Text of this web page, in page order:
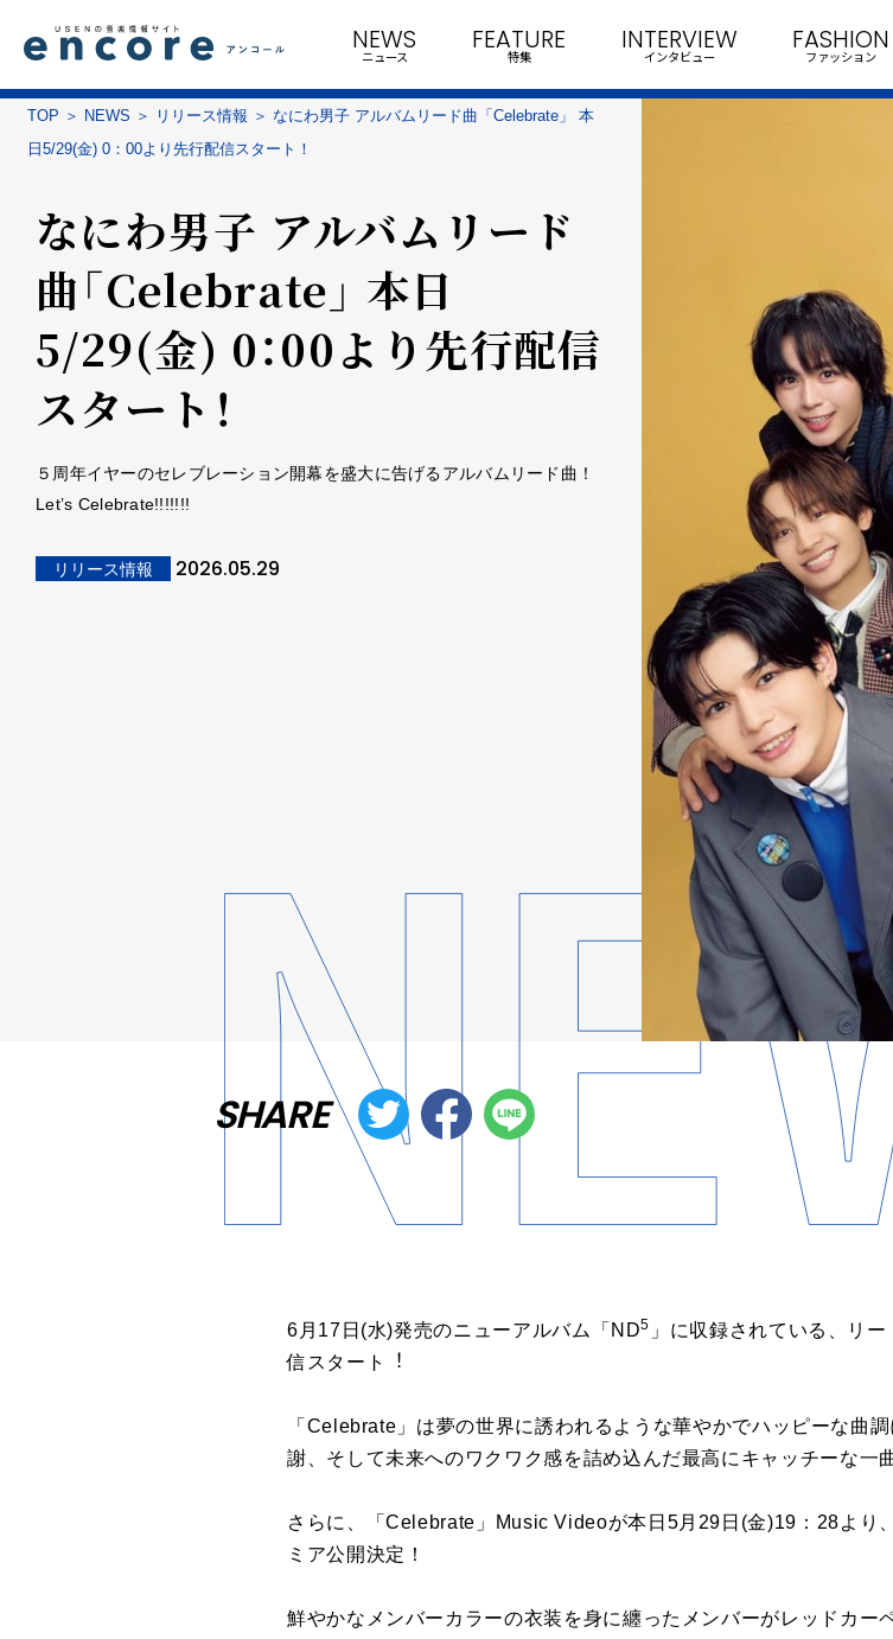
NEWS
ニュース
FEATURE
特集
INTERVIEW
インタビュー
FASHION
ファッション
TOP NEWS リリース情報
なにわ男子 アルバムリード曲「Celebrate」 本
日5/29(金) 0：00より先行配信スタート！
なにわ男子 アルバムリード
曲「Celebrate」 本日
5/29(金) 0：00より先行配信
スタート！
５周年イヤーのセレブレーション開幕を盛大に告げるアルバムリード曲！
Let’s Celebrate!!!!!!!
リリース情報 2026.05.29
SHARE
6⽉ 17 ⽇ (⽔)発売のニューアルバム「 ND5 」に収録されている、リー
信スタート
︕
「 Celebrate 」は夢の世界に誘われるような華やかでハッピーな曲
謝、そして未来へのワクワク感を詰め込んだ最高にキャッチーな一
さらに、「Celebrate 」 Music Videoが本日 5月 29 日 (金)19 ： 28より
ミア公開決定！
鮮やかなメンバーカラーの衣装を身に纏ったメンバーがレッドカー